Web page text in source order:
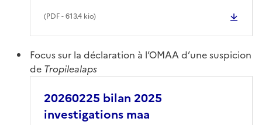
(PDF- 613.4 kio)
Focus sur la déclaration à l’OMAA d’une suspicion
de Tropilealaps
20260225 bilan 2025
investigations maa